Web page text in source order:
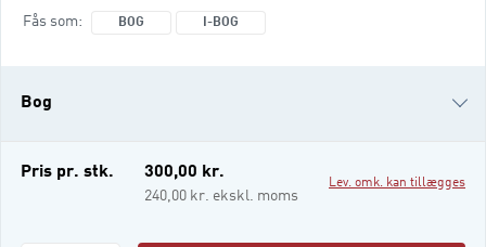
Fås som BOG I-BOG
Bog
i-bog
Pris pr. stk. 300,00 kr.
240,00 kr. ekskl. moms
Lev. omk. kan tillægges